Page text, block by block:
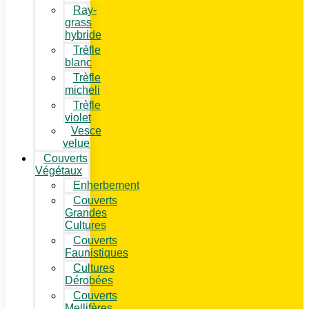
Ray-
grass
hybride
Trèfle
blanc
Trèfle
micheli
Trèfle
violet
Vesce
velue
Couverts
Végétaux
Enherbement
Couverts
Grandes
Cultures
Couverts
Faunistiques
Cultures
Dérobées
Couverts